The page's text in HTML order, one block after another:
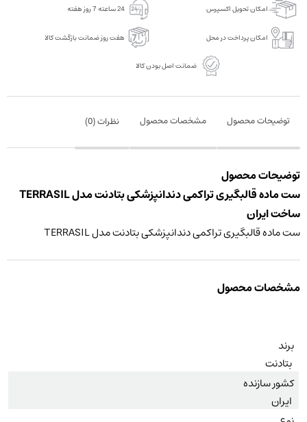
امکان تحویل اکسپرس 24 ساعته 7 روز هفته
امکان پرداخت در محل هفت روز ضمانت بازگشت کالا
ضمانت اصل بودن کالا
توضیحات محصول مشخصات محصول نظرات (0
)
توضیحات محصول
ست ماده قالبگیری تراکمی دندانپزشکی بتادنت مدل TERRASIL
ساخت ایران
ست ماده قالبگیری تراکمی دندانپزشکی بتادنت مدل TERRASIL
مشخصات محصول
برند
بتادنت
کشور سازنده
ایران